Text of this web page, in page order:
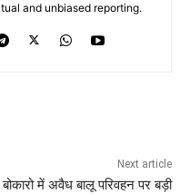
and unbiased reporting.
Next article
बोकारो में अवैध बालू परिवहन पर बड़ी